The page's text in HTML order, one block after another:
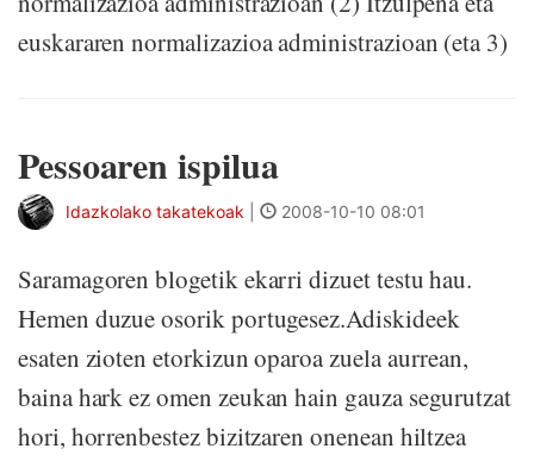
euskararen normalizazioa administrazioan (eta 3)
Pessoaren ispilua
Idazkolako takatekoak 2008-10-10 08:01
Saramagoren blogetik ekarri dizuet testu hau.
Hemen duzue osorik portugesez.Adiskideek
esaten zioten etorkizun oparoa zuela aurrean,
baina hark ez omen zeukan hain gauza segurutzat
hori, horrenbestez bizitzaren onenean hiltzea